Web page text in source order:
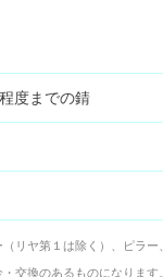
度までの錆
リヤ第１は除く）、ピラー
交換のあるものになります。